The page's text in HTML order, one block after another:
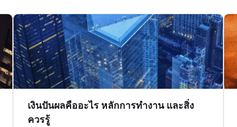
เงินปันผลคืออะไร หลักการทำงาน และสิ่ง
ควรรู้